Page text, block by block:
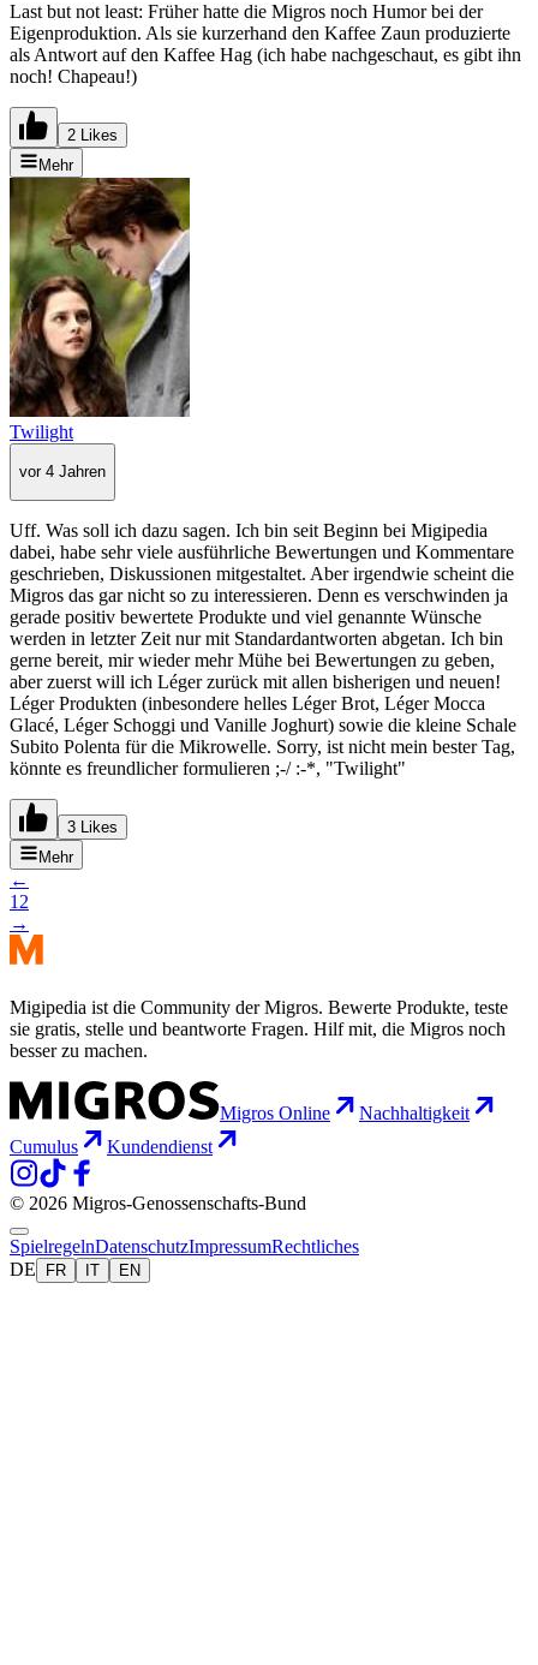
Last but not least: Früher hatte die Migros noch Humor bei der
Eigenproduktion. Als sie kurzerhand den Kaffee Zaun produzierte
als Antwort auf den Kaffee Hag (ich habe nachgeschaut, es gibt ihn
noch! Chapeau!)
2 Likes
Mehr
Twilight
vor 4 Jahren
Uff. Was soll ich dazu sagen. Ich bin seit Beginn bei Migipedia
dabei, habe sehr viele ausführliche Bewertungen und Kommentare
geschrieben, Diskussionen mitgestaltet. Aber irgendwie scheint die
Migros das gar nicht so zu interessieren. Denn es verschwinden ja
gerade positiv bewertete Produkte und viel genannte Wünsche
werden in letzter Zeit nur mit Standardantworten abgetan. Ich bin
gerne bereit, mir wieder mehr Mühe bei Bewertungen zu geben,
aber zuerst will ich Léger zurück mit allen bisherigen und neuen!
Léger Produkten (inbesondere helles Léger Brot, Léger Mocca
Glacé, Léger Schoggi und Vanille Joghurt) sowie die kleine Schale
Subito Polenta für die Mikrowelle. Sorry, ist nicht mein bester Tag,
könnte es freundlicher formulieren ;-/ :-*, "Twilight"
3 Likes
Mehr
←
1 2
→
Migipedia ist die Community der Migros. Bewerte Produkte, teste
sie gratis, stelle und beantworte Fragen. Hilf mit, die Migros noch
besser zu machen.
Migros Online
Nachhaltigkeit
Cumulus
Kundendienst
© 2026 Migros-Genossenschafts-Bund
SpielregelnDatenschutzImpressumRechtliches
DE
FR IT EN